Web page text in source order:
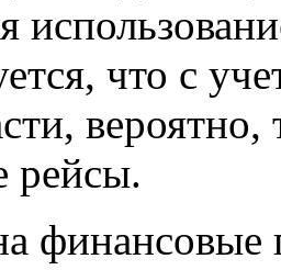
что с
вероятно,
рейсы.